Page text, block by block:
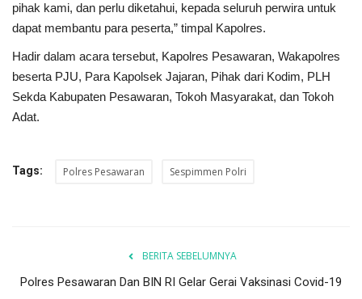
pihak kami, dan perlu diketahui, kepada seluruh perwira untuk
dapat membantu para peserta,” timpal Kapolres.
Hadir dalam acara tersebut, Kapolres Pesawaran, Wakapolres
beserta PJU, Para Kapolsek Jajaran, Pihak dari Kodim, PLH
Sekda Kabupaten Pesawaran, Tokoh Masyarakat, dan Tokoh
Adat.
Tags: Polres Pesawaran Sespimmen Polri
BERITA SEBELUMNYA
Polres Pesawaran Dan BIN RI Gelar Gerai Vaksinasi Covid-19